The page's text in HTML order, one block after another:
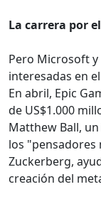
La carrera por
Pero Microsoft y
interesadas en
En abril, Epic
de US$1.000
Matthew Ball,
los "pensadores
Zuckerberg,
creación del